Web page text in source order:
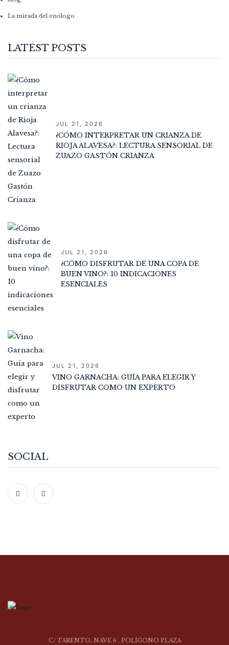
La mirada del enólogo
LATEST POSTS
JUL 21, 2026
¿CÓMO INTERPRETAR UN CRIANZA DE
RIOJA ALAVESA?: LECTURA SENSORIAL DE
ZUAZO GASTÓN CRIANZA
JUL 21, 2026
¿CÓMO DISFRUTAR DE UNA COPA DE
BUEN VINO?: 10 INDICACIONES
ESENCIALES
JUL 21, 2026
VINO GARNACHA: GUÍA PARA ELEGIR Y
DISFRUTAR COMO UN EXPERTO
SOCIAL
C/ TARENTO, NAVE 6 , POLÍGONO PLAZA